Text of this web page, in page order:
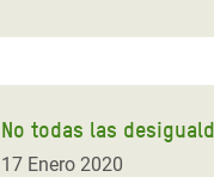
No todas las
17 Enero 2020